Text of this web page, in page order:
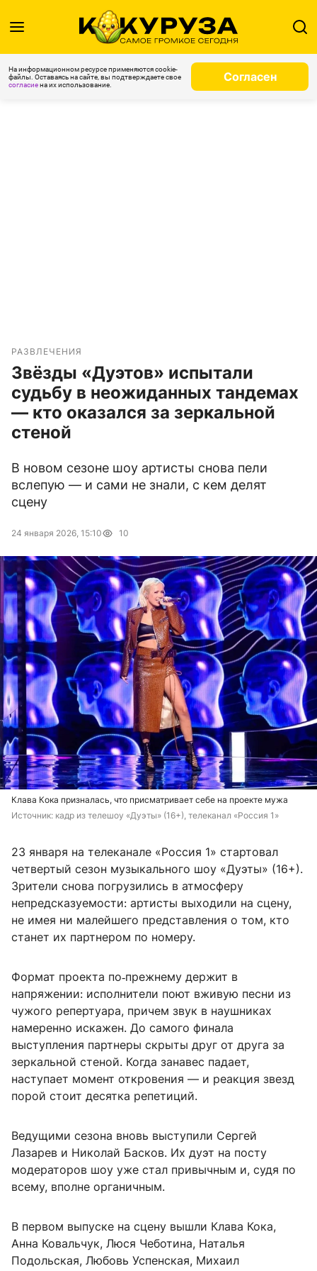
На информационном ресурсе применяются cookie-
файлы. Оставаясь на сайте, вы подтверждаете свое
согласиена их использование.
Согласен
РАЗВЛЕЧЕНИЯ
Звёзды «Дуэтов» испытали
судьбу в неожиданных тандемах
— кто оказался за зеркальной
стеной
В новом сезоне шоу артисты снова пели
вслепую — и сами не знали, с кем делят
сцену
24 января 2026, 15:10 10
Клава Кока призналась, что присматривает себе на проекте мужа
Источник: кадр из телешоу «Дуэты» (16+), телеканал «Россия 1»
23 января на телеканале «Россия 1» стартовал
четвертый сезон музыкального шоу «Дуэты» (16+).
Зрители снова погрузились в атмосферу
непредсказуемости: артисты выходили на сцену,
не имея ни малейшего представления о том, кто
станет их партнером по номеру.
Формат проекта по‑прежнему держит в
напряжении: исполнители поют вживую песни из
чужого репертуара, причем звук в наушниках
намеренно искажен. До самого финала
выступления партнеры скрыты друг от друга за
зеркальной стеной. Когда занавес падает,
наступает момент откровения — и реакция звезд
порой стоит десятка репетиций.
Ведущими сезона вновь выступили Сергей
Лазарев и Николай Басков. Их дуэт на посту
модераторов шоу уже стал привычным и, судя по
всему, вполне органичным.
В первом выпуске на сцену вышли Клава Кока,
Анна Ковальчук, Люся Чеботина, Наталья
Подольская, Любовь Успенская, Михаил